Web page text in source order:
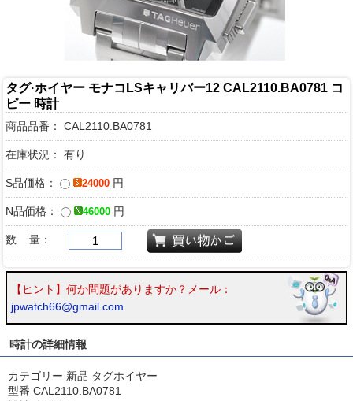
タグ·ホイヤー モナコLSキャリバー12 CAL2110.BA0781 コ
ピー 時計
商品品番： CAL2110.BA0781
在庫状況： 有り
S品価格： 24000 円
N品価格： 46000 円
数 量：
【ヒント】何か問題がありますか？メール：
jpwatch66@gmail.com
時計の詳細情報
カテゴリー 新品 タグホイヤー
型番 CAL2110.BA0781